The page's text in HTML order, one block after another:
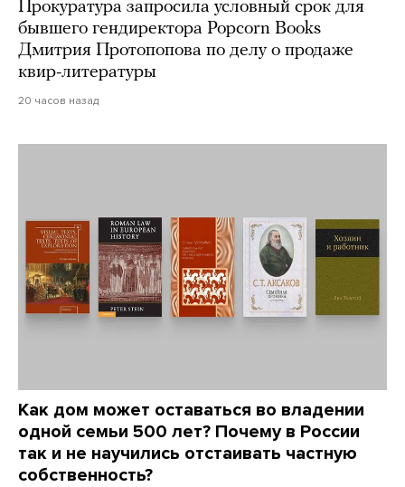
Прокуратура запросила условный срок для
бывшего гендиректора Popcorn Books
Дмитрия Протопопова по делу о продаже
квир-литературы
20 часов назад
Как дом может оставаться во владении
одной семьи 500 лет? Почему в России
так и не научились отстаивать частную
собственность?